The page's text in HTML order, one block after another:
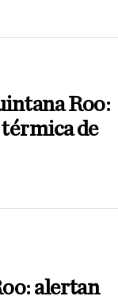
Roo:
de
alertan